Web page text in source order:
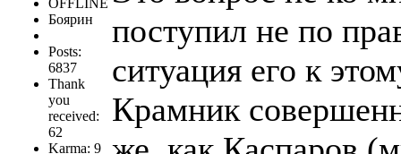
Боярин
Posts:
6837
Thank
you
received:
62
Karma: 9
поступил не по
ситуация его к
Крамник